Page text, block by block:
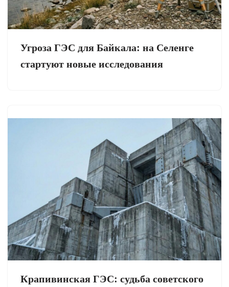
Угроза ГЭС для Байкала: на Селенге
стартуют новые исследования
Крапивинская ГЭС: судьба советского